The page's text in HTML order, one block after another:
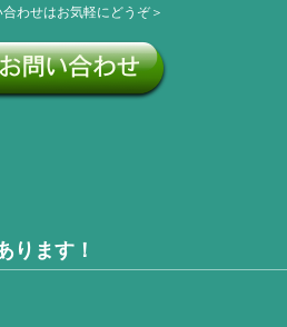
合わせはお気軽にどうぞ＞
ります！